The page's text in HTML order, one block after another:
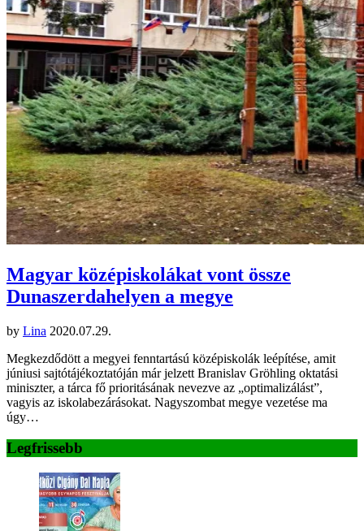
Magyar középiskolákat vont össze
Dunaszerdahelyen a megye
by Lina 2020.07.29.
Megkezdődött a megyei fenntartású középiskolák leépítése, amit
júniusi sajtótájékoztatóján már jelzett Branislav Gröhling oktatási
miniszter, a tárca fő prioritásának nevezve az „optimalizálást”,
vagyis az iskolabezárásokat. Nagyszombat megye vezetése ma
úgy…
Legfrissebb